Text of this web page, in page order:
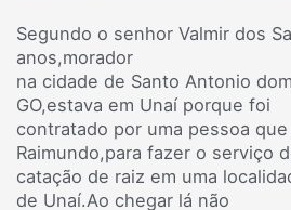
Segundo o senhor Valmir dos
anos,morador
na cidade de Santo Antonio
GO,estava em Unaí porque foi
contratado por uma pessoa
Raimundo,para fazer o serviço
catação de raiz em uma
de Unaí.Ao chegar lá não